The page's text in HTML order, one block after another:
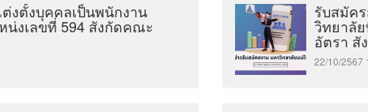
งตั้งบุคคลเป็นพนักงาน
งเลขที่ 594 สังกัดคณะ
รับสมัค
วิทยาลั
อัตรา สั
22/10/